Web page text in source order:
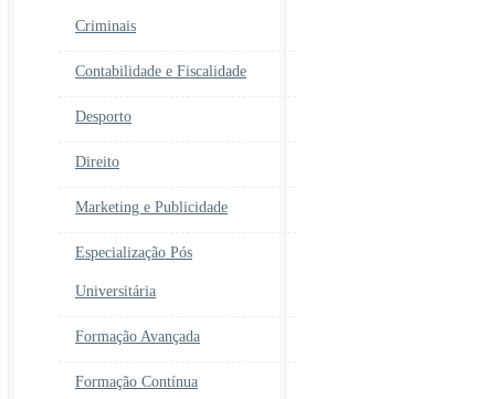
Criminais
Contabilidade e Fiscalidade
Desporto
Direito
Marketing e Publicidade
Especialização Pós
Universitária
Formação Avançada
Formação Contínua